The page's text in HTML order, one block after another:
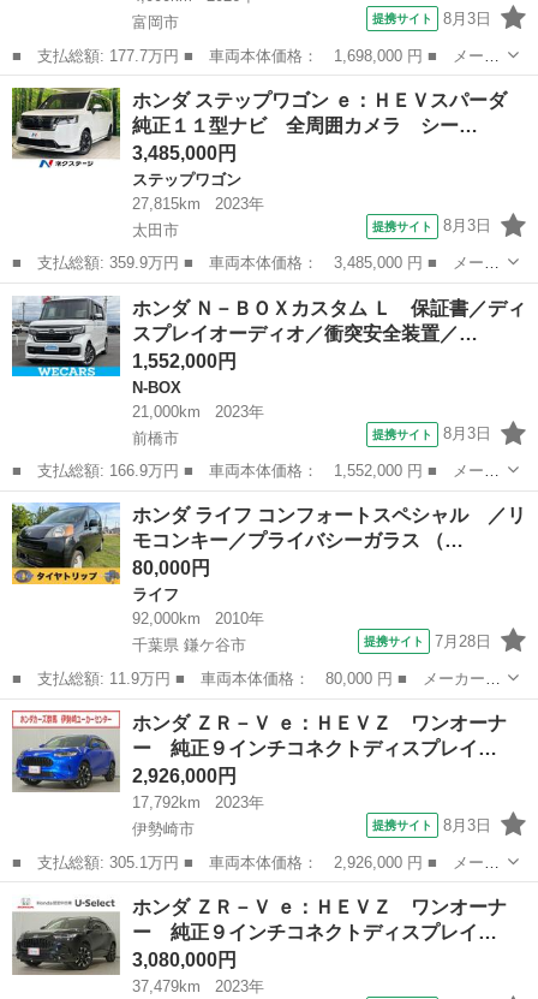
富岡市
提携サイト 8月3日
■ 支払総額: 177.7万円 ■ 車両本体価格： 1,698,000 円 ■ メーカ
ー名： ホンダ ■ 車種名： Ｎ－ＷＧＮ ■ グレード名： Ｌ ド
ライブレコーダー ＥＴＣ バックカメラ ナビ クリアランスソナ
ー オー...
群馬 富岡市 N-WGN
ホンダ ステップワゴン ｅ：ＨＥＶスパーダ
純正１１型ナビ 全周囲カメラ シー…
3,485,000円
ステップワゴン
27,815km
2023年
太田市
提携サイト 8月3日
■ 支払総額: 359.9万円 ■ 車両本体価格： 3,485,000 円 ■ メーカ
ー名： ホンダ ■ 車種名： ステップワゴン ■ グレード名：
ｅ：ＨＥＶスパーダ 純正１１型ナビ 全周囲カメラ シートヒータ
ー 電動リ...
群馬 太田市 ステップワゴン
ホンダ Ｎ－ＢＯＸカスタム Ｌ 保証書／ディ
スプレイオーディオ／衝突安全装置／…
1,552,000円
N-BOX
21,000km
2023年
前橋市
提携サイト 8月3日
■ 支払総額: 166.9万円 ■ 車両本体価格： 1,552,000 円 ■ メーカ
ー名： ホンダ ■ 車種名： Ｎ－ＢＯＸカスタム ■ グレード
名： Ｌ 保証書／ディスプレイオーディオ／衝突安全装置／電動ス
ライドドア／...
群馬 前橋市 N-BOX
ホンダ ライフ コンフォートスペシャル ／リ
モコンキー／プライバシーガラス （…
80,000円
ライフ
92,000km
2010年
千葉県 鎌ケ谷市
提携サイト 7月28日
■ 支払総額: 11.9万円 ■ 車両本体価格： 80,000 円 ■ メーカー
名： ホンダ ■ 車種名： ライフ ■ グレード名： コンフォート
スペシャル ／リモコンキー／プライバシーガラス ■ 排気量：
660cc ■...
千葉 鎌ケ谷市 ライフ
ホンダ ＺＲ－Ｖ ｅ：ＨＥＶＺ ワンオーナ
ー 純正９インチコネクトディスプレイ…
2,926,000円
17,792km
2023年
伊勢崎市
提携サイト 8月3日
■ 支払総額: 305.1万円 ■ 車両本体価格： 2,926,000 円 ■ メーカ
ー名： ホンダ ■ 車種名： ＺＲ－Ｖ ■ グレード名： ｅ：ＨＥ
ＶＺ ワンオーナー 純正９インチコネクトディスプレイ マルチビ
ューカメ...
群馬 ホンダ
ホンダ ＺＲ－Ｖ ｅ：ＨＥＶＺ ワンオーナ
ー 純正９インチコネクトディスプレイ…
3,080,000円
37,479km
2023年